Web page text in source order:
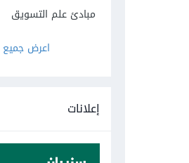
مبادئ علم التسويق
اعرض
إعلانات